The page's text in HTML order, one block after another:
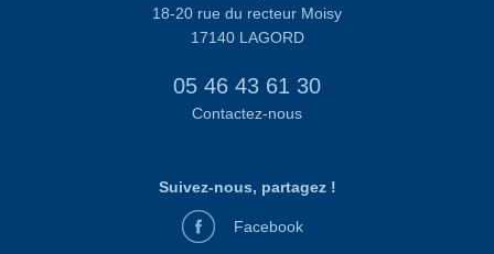
18-20 rue du recteur Moisy
17140 LAGORD
05 46 43 61 30
Contactez-nous
Suivez-nous, partagez !
Facebook